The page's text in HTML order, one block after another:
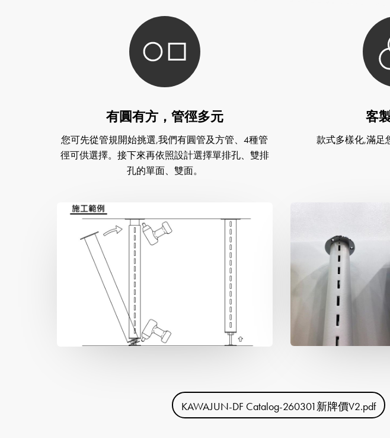
有圓有方，管徑多元
您可先從管規開始挑選,我們有圓管及方管、4種管
徑可供選擇。接下來再依照設計選擇單排孔、雙排
孔的單面、雙面。
客
款式多樣化,滿足
KAWAJUN-DF Catalog-260301新牌價V2.pdf